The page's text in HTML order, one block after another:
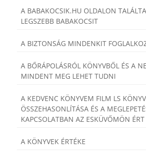
A BABAKOCSIK.HU OLDALON
LEGSZEBB BABAKOCSIT
A BIZTONSÁG MINDENKIT
A BŐRÁPOLÁSRÓL KÖNYVBŐL ÉS A
MINDENT MEG LEHET TUDNI
A KEDVENC KÖNYVEM FILM LS KÖNYV
ÖSSZEHASONLÍTÁSA ÉS A
KAPCSOLATBAN AZ ESKÜVŐMÖN ÉRT
A KÖNYVEK ÉRTÉKE